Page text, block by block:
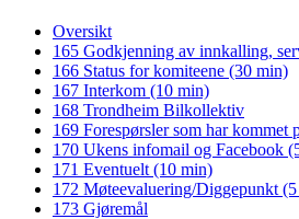
Oversikt
165 Godkjenning av innkalling,
166 Status for komiteene (30 min)
167 Interkom (10 min)
168 Trondheim Bilkollektiv
169 Forespørsler som har kommet
170 Ukens infomail og Facebook
171 Eventuelt (10 min)
172 Møteevaluering/Diggepunkt
173 Gjøremål